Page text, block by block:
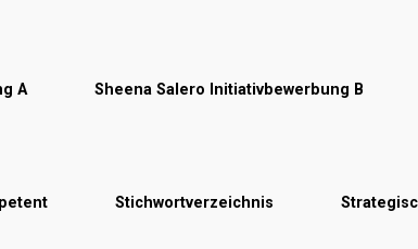
A Sheena Salero Initiativbewerbung B
Stichwortverzeichnis